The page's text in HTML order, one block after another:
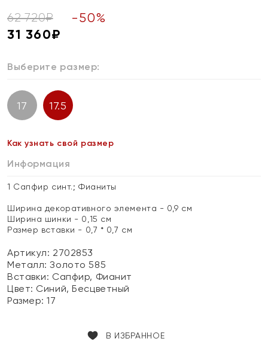
62 720₽ -50%
31 360₽
Выберите размер:
17 17.5
Как узнать свой размер
Информация
1 Сапфир синт.; Фианиты
Ширина декоративного элемента - 0,9 см
Ширина шинки - 0,15 см
Размер вставки - 0,7 * 0,7 см
Артикул: 2702853
Металл:Золото 585
Вставки: Сапфир, Фианит
Цвет: Синий, Бесцветный
Размер:17
В ИЗБРАННОЕ